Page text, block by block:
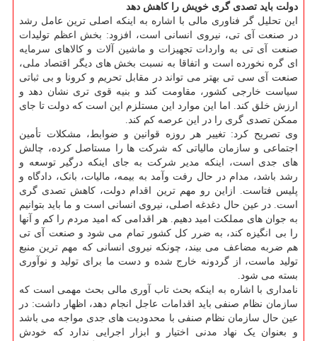
دولت باید تصدی گری خویش را کاهش دهد
این تحلیل گر فناوری مالی با اشاره به اینکه اصلی ترین عامل رشد
در صنعت آی تی، نیروی انسانی است، افزود: بخش اعظم تولیدات
صنعت آی تی به واردات تجهیزات و ماشین آلات و کالاهای سرمایه
ای گره نخورده است و اتفاقا به نسبت بخش های دیگر اقتصاد ملی،
صنعت آی سی تی بهتر می تواند در مقابل تحریم و کرونا و بی ثباتی
سیاست خارجی کشور، مقاومت کند و بنیه قوی تری نشان دهد و
ارزش خلق کند. اما این موارد این مستلزم این است که دولت تا جای
ممکن تصدی گری را در این عرصه کم کند.
وی تصریح کرد: تغییر هر روزه قوانین و ضوابط، مشکلات تأمین
اجتماعی و سازمان مالیاتی که شرکت ها را مستاصل کرده، چالش
های جدی است، اینکه مدیر شرکت به جای اینکه درگیر توسعه و
رشد باشد، مدام در حال رفت وآمد به بیمه، مالیات، بانک، دادگاه و
پلیس فتاست. ازاین رو مهم ترین اقدام دولت، کاهش تصدی گری
است. در عین حال دغدغه اصلی، نیروی انسانی است و ما باید بتوانیم
به جوان های مملکت امید دهیم. هر اقدامی که امید مردم را کم و آنها
را بی انگیزه کند، به ضرر کل کشور تمام می شود و صنعت آی تی
هم ضربه مضاعف می بیند، چونکه نیروی انسانی که مهم ترین منبع
تولید ماست، از گردونه خارج شده و دست ما برای تولید و نوآوری
بسته می شود.
نامداری با اشاره به اینکه بحث تاب آوری مالی بحث مهمی است که
سازمان نظام صنفی باید اقدامات عاجل انجام دهد، اظهار داشت: در
عین حال سازمان نظام صنفی با محدودیت های جدی مواجه می باشد
و بعنوان یک نهاد مدنی اختیار و ابزار اجرایی ندارد که خودش